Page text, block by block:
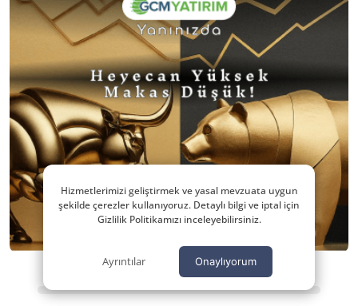
Hizmetlerimizi geliştirmek ve yasal mevzuata uygun
şekilde çerezler kullanıyoruz. Detaylı bilgi ve iptal için
Gizlilik Politikamızı inceleyebilirsiniz.
Ayrıntılar Onaylıyorum